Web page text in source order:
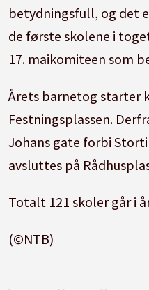
betydningsfull, og det
de første skolene i
17. maikomiteen som
Årets barnetog starter
Festningsplassen.
Johans gate forbi
avsluttes på
Totalt 121 skoler går i
(©NTB)